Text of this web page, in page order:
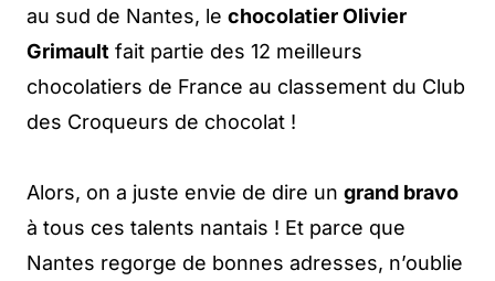
au sud de Nantes, le chocolatier Olivier
Grimault fait partie des 12 meilleurs
chocolatiers de France au classement du Club
des Croqueurs de chocolat !
Alors, on a juste envie de dire un grand bravo
à tous ces talents nantais ! Et parce que
Nantes regorge de bonnes adresses, n’oublie